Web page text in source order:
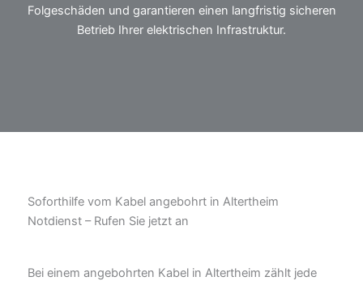
Folgeschäden und garantieren einen langfristig sicheren
Betrieb Ihrer elektrischen Infrastruktur.
Soforthilfe vom Kabel angebohrt in Altertheim
Notdienst – Rufen Sie jetzt an
Bei einem angebohrten Kabel in Altertheim zählt jede